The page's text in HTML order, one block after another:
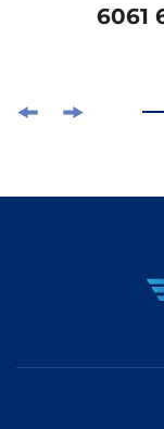
6061